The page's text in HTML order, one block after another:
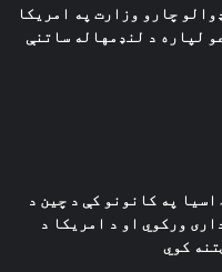
چارو وزارت په امریکا
لپاره د لنډمهاله ساتنې
په کانونو کې د چین د
ورکوي او د امریکا د
کوي